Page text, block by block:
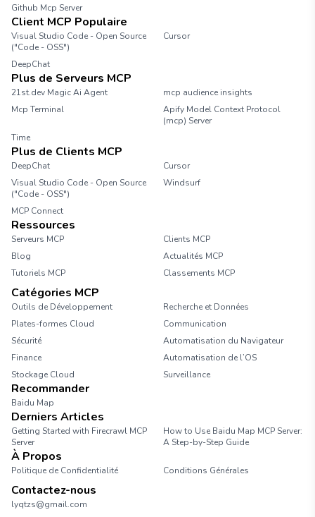
Github Mcp Server
Client MCP Populaire
Visual Studio Code - Open Source
("Code - OSS")
Cursor
DeepChat
Plus de Serveurs MCP
21st.dev Magic Ai Agent
mcp audience insights
Mcp Terminal
Apify Model Context Protocol
(mcp) Server
Time
Plus de Clients MCP
DeepChat
Cursor
Visual Studio Code - Open Source
("Code - OSS")
Windsurf
MCP Connect
Ressources
Serveurs MCP
Clients MCP
Blog
Actualités MCP
Tutoriels MCP
Classements MCP
Catégories MCP
Outils de Développement
Recherche et Données
Plates-formes Cloud
Communication
Sécurité
Automatisation du Navigateur
Finance
Automatisation de l’OS
Stockage Cloud
Surveillance
Recommander
Baidu Map
Derniers Articles
Getting Started with Firecrawl MCP
Server
How to Use Baidu Map MCP Server:
A Step-by-Step Guide
À Propos
Politique de Confidentialité Conditions Générales
Contactez-nous
lyqtzs@gmail.com